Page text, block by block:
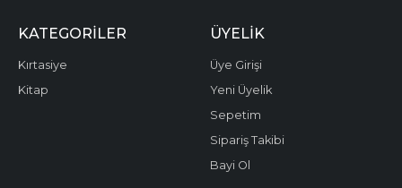
KATEGORILER
Kırtasiye
Kitap
ÜYELIK
Üye Girişi
Yeni Üyelik
Sepetim
Sipariş Takibi
Bayi Ol